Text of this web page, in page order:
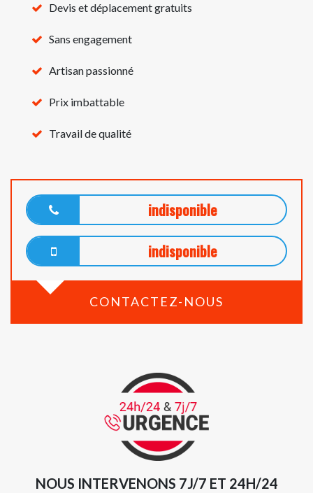
Devis et déplacement gratuits
Sans engagement
Artisan passionné
Prix imbattable
Travail de qualité
indisponible
indisponible
CONTACTEZ-NOUS
NOUS INTERVENONS 7J/7 ET 24H/24